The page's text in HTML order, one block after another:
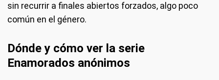
sin recurrir a finales abiertos forzados, algo poco
común en el género.
Dónde y cómo ver la serie
Enamorados anónimos